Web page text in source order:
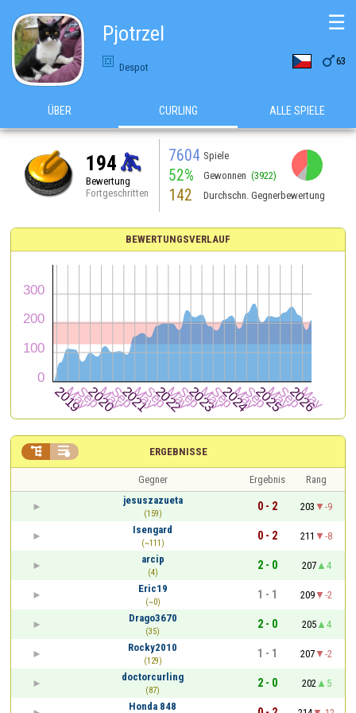
Pjotrzel
Despot 63
☰
ÜBER CURLING ALLE SPIELE
194
Bewertung
Fortgeschritten
7604 Spiele
52% Gewonnen (3922)
142 Durchschn. Gegnerbewertung
BEWERTUNGSVERLAUF
ERGEBNISSE
 
Gegner Ergebnis
Rang
jesuszazueta
(159)
0 - 2 203
-9
Isengard
(~111)
0 - 2 211
-8
arcip
(4)
2 - 0 207
4
Eric19
(~0)
1 - 1 209
-2
Drago3670
(35)
2 - 0 205
4
Rocky2010
(129)
1 - 1 207
-2
doctorcurling
(87)
2 - 0 202
5
Honda 848